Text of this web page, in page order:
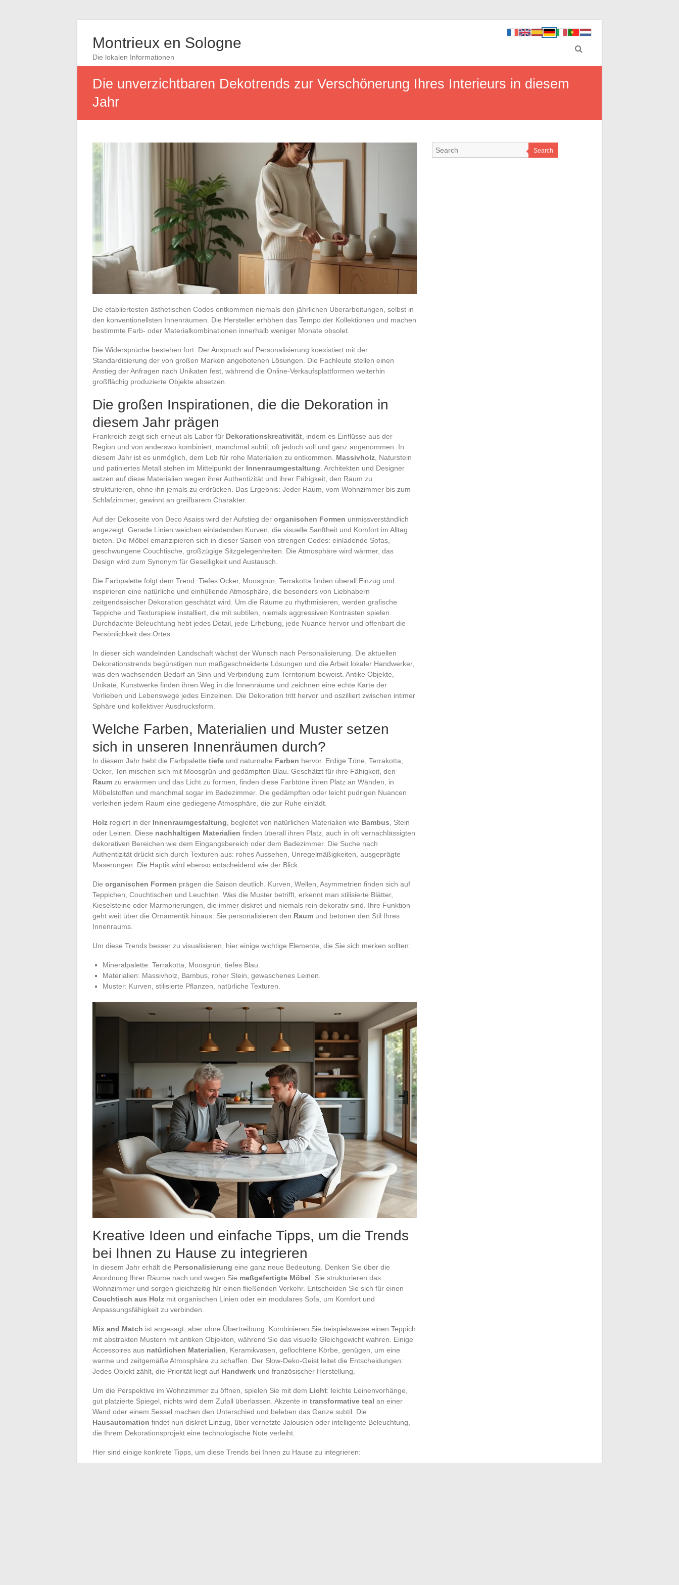
Montrieux en Sologne
Die lokalen Informationen
Die unverzichtbaren Dekotrends zur Verschönerung Ihres Interieurs in diesem
Jahr
Die etabliertesten ästhetischen Codes entkommen niemals den jährlichen Überarbeitungen, selbst in
den konventionellsten Innenräumen. Die Hersteller erhöhen das Tempo der Kollektionen und machen
bestimmte Farb- oder Materialkombinationen innerhalb weniger Monate obsolet.
Die Widersprüche bestehen fort: Der Anspruch auf Personalisierung koexistiert mit der
Standardisierung der von großen Marken angebotenen Lösungen. Die Fachleute stellen einen
Anstieg der Anfragen nach Unikaten fest, während die Online-Verkaufsplattformen weiterhin
großflächig produzierte Objekte absetzen.
Die großen Inspirationen, die die Dekoration in
diesem Jahr prägen
Frankreich zeigt sich erneut als Labor für Dekorationskreativität , indem es Einflüsse aus der
Region und von anderswo kombiniert, manchmal subtil, oft jedoch voll und ganz angenommen. In
diesem Jahr ist es unmöglich, dem Lob für rohe Materialien zu entkommen. Massivholz , Naturstein
und patiniertes Metall stehen im Mittelpunkt der Innenraumgestaltung . Architekten und Designer
setzen auf diese Materialien wegen ihrer Authentizität und ihrer Fähigkeit, den Raum zu
strukturieren, ohne ihn jemals zu erdrücken. Das Ergebnis: Jeder Raum, vom Wohnzimmer bis zum
Schlafzimmer, gewinnt an greifbarem Charakter.
Auf der Dekoseite von Deco Asaiss wird der Aufstieg der organischen Formen unmissverständlich
angezeigt. Gerade Linien weichen einladenden Kurven, die visuelle Sanftheit und Komfort im Alltag
bieten. Die Möbel emanzipieren sich in dieser Saison von strengen Codes: einladende Sofas,
geschwungene Couchtische, großzügige Sitzgelegenheiten. Die Atmosphäre wird wärmer, das
Design wird zum Synonym für Geselligkeit und Austausch.
Die Farbpalette folgt dem Trend. Tiefes Ocker, Moosgrün, Terrakotta finden überall Einzug und
inspirieren eine natürliche und einhüllende Atmosphäre, die besonders von Liebhabern
zeitgenössischer Dekoration geschätzt wird. Um die Räume zu rhythmisieren, werden grafische
Teppiche und Texturspiele installiert, die mit subtilen, niemals aggressiven Kontrasten spielen.
Durchdachte Beleuchtung hebt jedes Detail, jede Erhebung, jede Nuance hervor und offenbart die
Persönlichkeit des Ortes.
In dieser sich wandelnden Landschaft wächst der Wunsch nach Personalisierung. Die aktuellen
Dekorationstrends begünstigen nun maßgeschneiderte Lösungen und die Arbeit lokaler Handwerker,
was den wachsenden Bedarf an Sinn und Verbindung zum Territorium beweist. Antike Objekte,
Unikate, Kunstwerke finden ihren Weg in die Innenräume und zeichnen eine echte Karte der
Vorlieben und Lebenswege jedes Einzelnen. Die Dekoration tritt hervor und oszilliert zwischen intimer
Sphäre und kollektiver Ausdrucksform.
Welche Farben, Materialien und Muster setzen
sich in unseren Innenräumen durch?
In diesem Jahr hebt die Farbpalette tiefe und naturnahe Farben hervor. Erdige Töne, Terrakotta,
Ocker, Ton mischen sich mit Moosgrün und gedämpften Blau. Geschätzt für ihre Fähigkeit, den
Raum zu erwärmen und das Licht zu formen, finden diese Farbtöne ihren Platz an Wänden, in
Möbelstoffen und manchmal sogar im Badezimmer. Die gedämpften oder leicht pudrigen Nuancen
verleihen jedem Raum eine gediegene Atmosphäre, die zur Ruhe einlädt.
Holz regiert in der Innenraumgestaltung , begleitet von natürlichen Materialien wie Bambus , Stein
oder Leinen. Diese nachhaltigen Materialien finden überall ihren Platz, auch in oft vernachlässigten
dekorativen Bereichen wie dem Eingangsbereich oder dem Badezimmer. Die Suche nach
Authentizität drückt sich durch Texturen aus: rohes Aussehen, Unregelmäßigkeiten, ausgeprägte
Maserungen. Die Haptik wird ebenso entscheidend wie der Blick.
Die organischen Formen prägen die Saison deutlich. Kurven, Wellen, Asymmetrien finden sich auf
Teppichen, Couchtischen und Leuchten. Was die Muster betrifft, erkennt man stilisierte Blätter,
Kieselsteine oder Marmorierungen, die immer diskret und niemals rein dekorativ sind. Ihre Funktion
geht weit über die Ornamentik hinaus: Sie personalisieren den Raum und betonen den Stil Ihres
Innenraums.
Um diese Trends besser zu visualisieren, hier einige wichtige Elemente, die Sie sich merken sollten:
Mineralpalette: Terrakotta, Moosgrün, tiefes Blau.
Materialien: Massivholz, Bambus, roher Stein, gewaschenes Leinen.
Muster: Kurven, stilisierte Pflanzen, natürliche Texturen.
Kreative Ideen und einfache Tipps, um die Trends
bei Ihnen zu Hause zu integrieren
In diesem Jahr erhält die Personalisierung eine ganz neue Bedeutung. Denken Sie über die
Anordnung Ihrer Räume nach und wagen Sie maßgefertigte Möbel: Sie strukturieren das
Wohnzimmer und sorgen gleichzeitig für einen fließenden Verkehr. Entscheiden Sie sich für einen
Couchtisch aus Holz mit organischen Linien oder ein modulares Sofa, um Komfort und
Anpassungsfähigkeit zu verbinden.
Mix and Match ist angesagt, aber ohne Übertreibung: Kombinieren Sie beispielsweise einen Teppich
mit abstrakten Mustern mit antiken Objekten, während Sie das visuelle Gleichgewicht wahren. Einige
Accessoires aus natürlichen Materialien , Keramikvasen, geflochtene Körbe, genügen, um eine
warme und zeitgemäße Atmosphäre zu schaffen. Der Slow-Deko-Geist leitet die Entscheidungen:
Jedes Objekt zählt, die Priorität liegt auf Handwerk und französischer Herstellung.
Um die Perspektive im Wohnzimmer zu öffnen, spielen Sie mit dem Licht: leichte Leinenvorhänge,
gut platzierte Spiegel, nichts wird dem Zufall überlassen. Akzente in transformative teal an einer
Wand oder einem Sessel machen den Unterschied und beleben das Ganze subtil. Die
Hausautomation findet nun diskret Einzug, über vernetzte Jalousien oder intelligente Beleuchtung,
die Ihrem Dekorationsprojekt eine technologische Note verleiht.
Hier sind einige konkrete Tipps, um diese Trends bei Ihnen zu Hause zu integrieren:
Search